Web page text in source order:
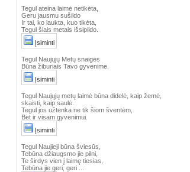
Tegul ateina laimė netikėta,
Geru jausmu sušildo
Ir tai, ko laukta, kuo tikėta,
Tegul šiais metais išsipildo.
Įsiminti
Tegul Naujųjų Metų snaigės
Būna žiburiais Tavo gyvenime.
Įsiminti
Tegul Naujųjų metų laimė būna didelė, kaip žemė,
skaisti, kaip saulė.
Tegul jos užtenka ne tik šiom šventėm,
Bet ir visam gyvenimui.
Įsiminti
Tegul Naujieji būna šviesūs,
Tebūna džiaugsmo jie pilni,
Te širdys vien į laimę tiesias,
Tebūna jie geri, geri ...